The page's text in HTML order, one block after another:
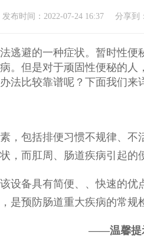
发布时间： 2022-07-24 16:37 分享到
逃避的一种症状。暂时性便
。但是对于顽固性便秘的
法比较靠谱呢？下面我们来
，包括排便习惯不规律、
，而肛周、肠道疾病引起的
设备具有简便、、快速的
是预防肠道重大疾病的常规
——温馨